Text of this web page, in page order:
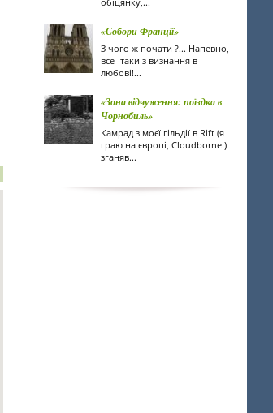
«Собори Франції»
З чого ж почати ?... Напевно,
все- таки з визнання в
любові!...
«Зона відчуження: поїздка в
Чорнобиль»
Камрад з моєї гільдії в Rift (я
граю на європі, Cloudborne )
зганяв...